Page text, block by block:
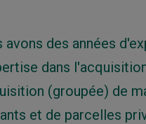
avons des années
dans
(groupée) de
et de parcelles